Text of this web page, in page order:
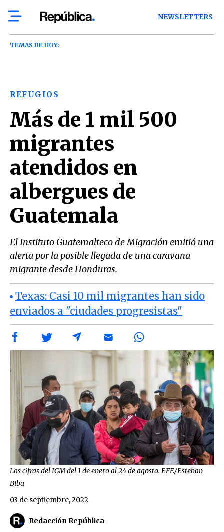
NEWSLETTERS
TEMAS DE HOY:
REFUGIOS
Más de 1 mil 500
migrantes
atendidos en
albergues de
Guatemala
El Instituto Guatemalteco de Migración emitió una
alerta por la posible llegada de una caravana
migrante desde Honduras.
Texas: Casi 10 mil migrantes han sido
enviados a "ciudades progresistas"
Las cifras del IGM del 1 de enero al 24 de agosto. EFE/Esteban
Biba
Redacción República
03 de septiembre, 2022